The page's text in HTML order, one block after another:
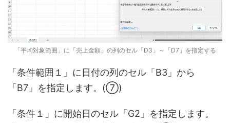
「平均対象範囲」に「売上金額」の列のセル「D3」～「D7」を指定する
「条件範囲１」に日付の列のセル「B3」から
「B7」を指定します。(⑦)
「条件１」に開始日のセル「G2」を指定します。